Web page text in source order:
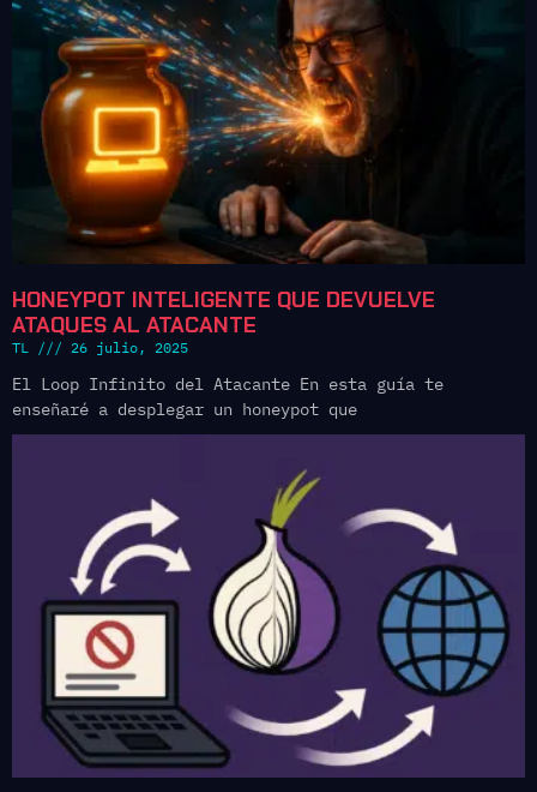
HONEYPOT INTELIGENTE QUE DEVUELVE
ATAQUES AL ATACANTE
TL 26 julio, 2025
El Loop Infinito del Atacante En esta guía te
enseñaré a desplegar un honeypot que